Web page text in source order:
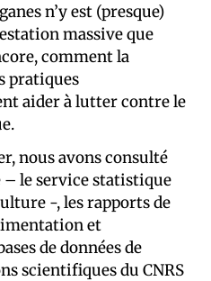
n’y est (presque)
massive que
comment la
pratiques
aider à lutter contre le
nous avons consulté
– le service statistique
-, les rapports de
et
de données de
scientifiques du CNRS